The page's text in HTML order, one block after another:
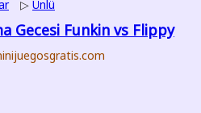
▷ Ünlü
Gecesi Funkin vs Flippy